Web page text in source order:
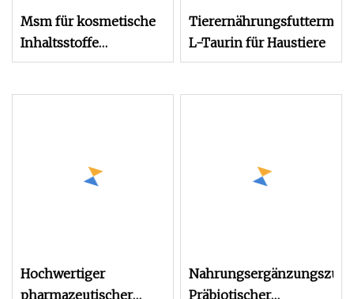
Msm für kosmetische
Inhaltsstoffe
Methylsulfonylmethan-
L-Taurin für Haustiere
Hochwertiger
pharmazeutischer
Präbiotischer